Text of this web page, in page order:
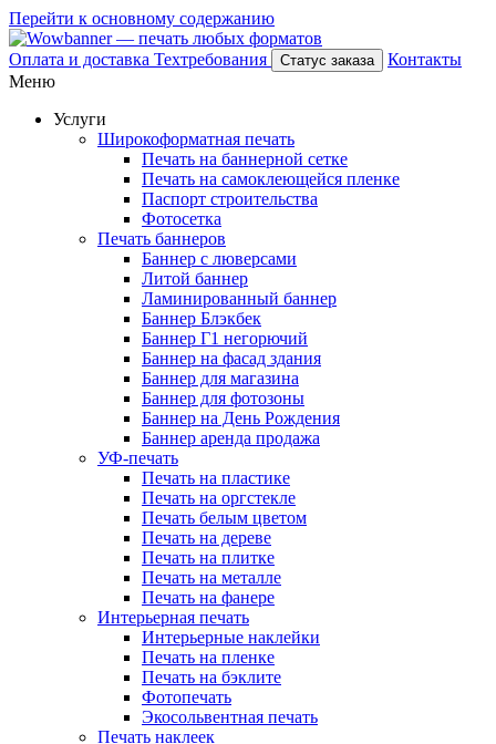
Перейти к основному содержанию
Оплата и доставка Техтребования Статус заказа
Контакты
Меню
Услуги
Широкоформатная печать
Печать на баннерной сетке
Печать на самоклеющейся пленке
Паспорт строительства
Фотосетка
Печать баннеров
Баннер с люверсами
Литой баннер
Ламинированный баннер
Баннер Блэкбек
Баннер Г1 негорючий
Баннер на фасад здания
Баннер для магазина
Баннер для фотозоны
Баннер на День Рождения
Баннер аренда продажа
УФ-печать
Печать на пластике
Печать на оргстекле
Печать белым цветом
Печать на дереве
Печать на плитке
Печать на металле
Печать на фанере
Интерьерная печать
Интерьерные наклейки
Печать на пленке
Печать на бэклите
Фотопечать
Экосольвентная печать
Печать наклеек